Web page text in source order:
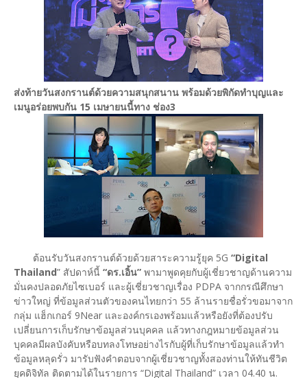
ส่งท้ายวันสงกรานต์ด้วยความสนุกสนาน พร้อมด้วยพิกัดทำบุญและ
เมนูอร่อยพบกัน 15 เมษายนนี้ทาง ช่อง3
ต้อนรับวันสงกรานต์ด้วยด้วยสาระความรู้ยุค 5G “Digital
Thailand” สัปดาห์นี้ “ดร.เอิ้น” พามาพูดคุยกับผู้เชี่ยวชาญด้านความ
มั่นคงปลอดภัยไซเบอร์ และผู้เชี่ยวชาญเรื่อง PDPA จากกรณีศึกษา
ข่าวใหญ่ ที่ข้อมูลส่วนตัวของคนไทยกว่า 55 ล้านรายชื่อรั่วขอมาจาก
กลุ่ม แฮ็กเกอร์ 9Near และองค์กรเองพร้อมแล้วหรือยังที่ต้องปรับ
เปลี่ยนการเก็บรักษาข้อมูลส่วนบุคคล แล้วทางกฎหมายข้อมูลส่วน
บุคคลมีผลบังคับหรือบทลงโทษอย่างไรกับผู้ที่เก็บรักษาข้อมูลแล้วทำ
ข้อมูลหลุดรั่ว มารับฟังคำตอบจากผู้เชี่ยวชาญทั้งสองท่านให้ทันชีวิต
ยุคดิจิทัล ติดตามได้ในรายการ “Digital Thailand” เวลา 04.40 น.